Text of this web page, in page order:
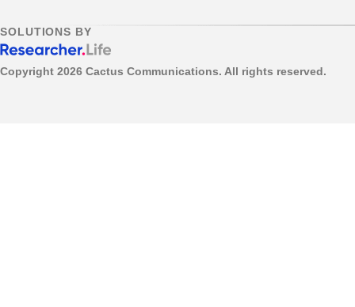
SOLUTIONS BY
Copyright 2026 Cactus Communications. All rights reserved.